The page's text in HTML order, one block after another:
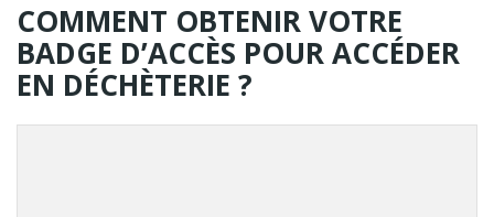
COMMENT OBTENIR VOTRE
BADGE D’ACCÈS POUR ACCÉDER
EN DÉCHÈTERIE ?